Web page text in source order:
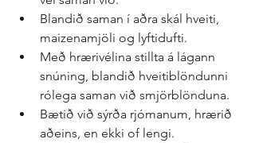
Blandið saman í aðra skál hveiti,
maizenamjöli og lyftidufti.
Með hrærivélina stillta á lágann
snúning, blandið hveitiblöndunni
rólega saman við smjörblönduna.
Bætið við sýrða rjómanum, hrærið
aðeins, en ekki of lengi.